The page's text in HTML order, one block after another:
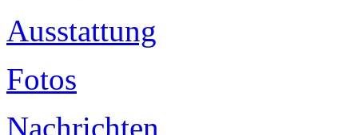
Ausstattung
Fotos
Nachrichten